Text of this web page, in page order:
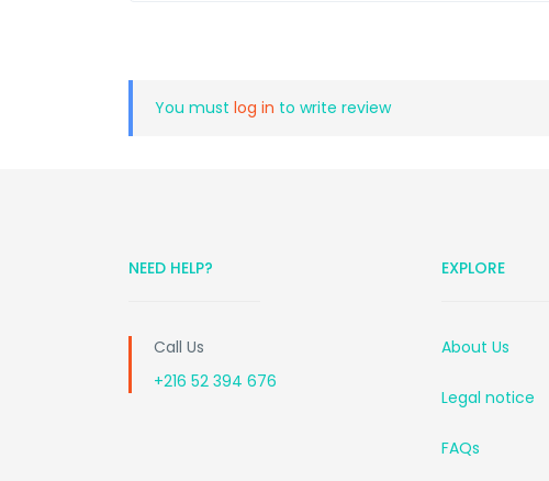
You must log in to write review
NEED HELP?
Call Us
+216 52 394 676
EXPLORE
About Us
Legal notice
FAQs